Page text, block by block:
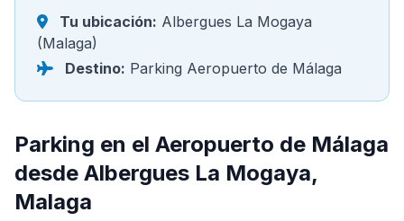
Tu ubicación: Albergues La Mogaya
(Malaga)
Destino: Parking Aeropuerto de Málaga
Parking en el Aeropuerto de Málaga
desde Albergues La Mogaya,
Malaga